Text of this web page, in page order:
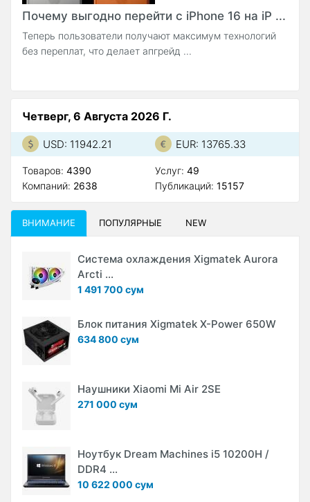
Почему выгодно перейти с iPhone 16 на iP ...
Теперь пользователи получают максимум технологий
без переплат, что делает апгрейд ...
Четверг, 6 Августа 2026 Г.
USD: 11942.21 EUR: 13765.33
Товаров: 4390
Компаний: 2638
Услуг: 49
Публикаций: 15157
ВНИМАНИЕ ПОПУЛЯРНЫЕ NEW
Система охлаждения Xigmatek Aurora
Arcti ...
1 491 700 сум
Блок питания Xigmatek X-Power 650W
634 800 сум
Наушники Xiaomi Mi Air 2SE
271 000 сум
Ноутбук Dream Machines i5 10200H /
DDR4 ...
10 622 000 сум